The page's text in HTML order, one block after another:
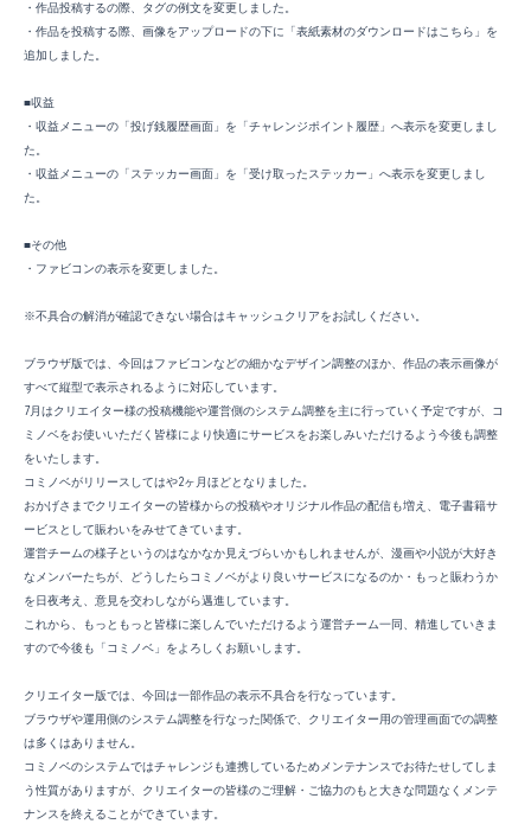
・作品投稿するの際、タグの例文を変更しました。
・作品を投稿する際、画像をアップロードの下に「表紙素材のダウンロードはこちら」を
追加しました。
■収益
・収益メニューの「投げ銭履歴画面」を「チャレンジポイント履歴」へ表示を変更しまし
た。
・収益メニューの「ステッカー画面」を「受け取ったステッカー」へ表示を変更しまし
た。
■その他
・ファビコンの表示を変更しました。
※不具合の解消が確認できない場合はキャッシュクリアをお試しください。
ブラウザ版では、今回はファビコンなどの細かなデザイン調整のほか、作品の表示画像が
すべて縦型で表示されるように対応しています。
7月はクリエイター様の投稿機能や運営側のシステム調整を主に行っていく予定ですが、コ
ミノベをお使いいただく皆様により快適にサービスをお楽しみいただけるよう今後も調整
をいたします。
コミノベがリリースしてはや2ヶ月ほどとなりました。
おかげさまでクリエイターの皆様からの投稿やオリジナル作品の配信も増え、電子書籍サ
ービスとして賑わいをみせてきています。
運営チームの様子というのはなかなか見えづらいかもしれませんが、漫画や小説が大好き
なメンバーたちが、どうしたらコミノベがより良いサービスになるのか・もっと賑わうか
を日夜考え、意見を交わしながら邁進しています。
これから、もっともっと皆様に楽しんでいただけるよう運営チーム一同、精進していきま
すので今後も「コミノベ」をよろしくお願いします。
クリエイター版では、今回は一部作品の表示不具合を行なっています。
ブラウザや運用側のシステム調整を行なった関係で、クリエイター用の管理画面での調整
は多くはありません。
コミノベのシステムではチャレンジも連携しているためメンテナンスでお待たせしてしま
う性質がありますが、クリエイターの皆様のご理解・ご協力のもと大きな問題なくメンテ
ナンスを終えることができています。